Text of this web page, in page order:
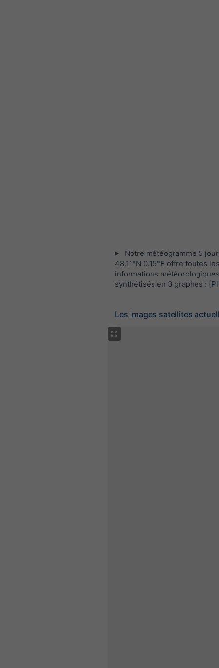
Notre météogramme 5
48.11°N 0.15°E offre toutes les
informations météorologiques
synthétisés en 3 graphes :
Les images satellites